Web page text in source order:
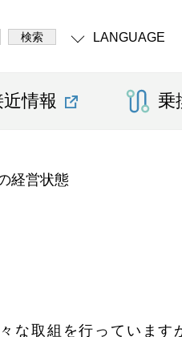
LANGUAGE
情報 乗
経営状態
取組を行っています